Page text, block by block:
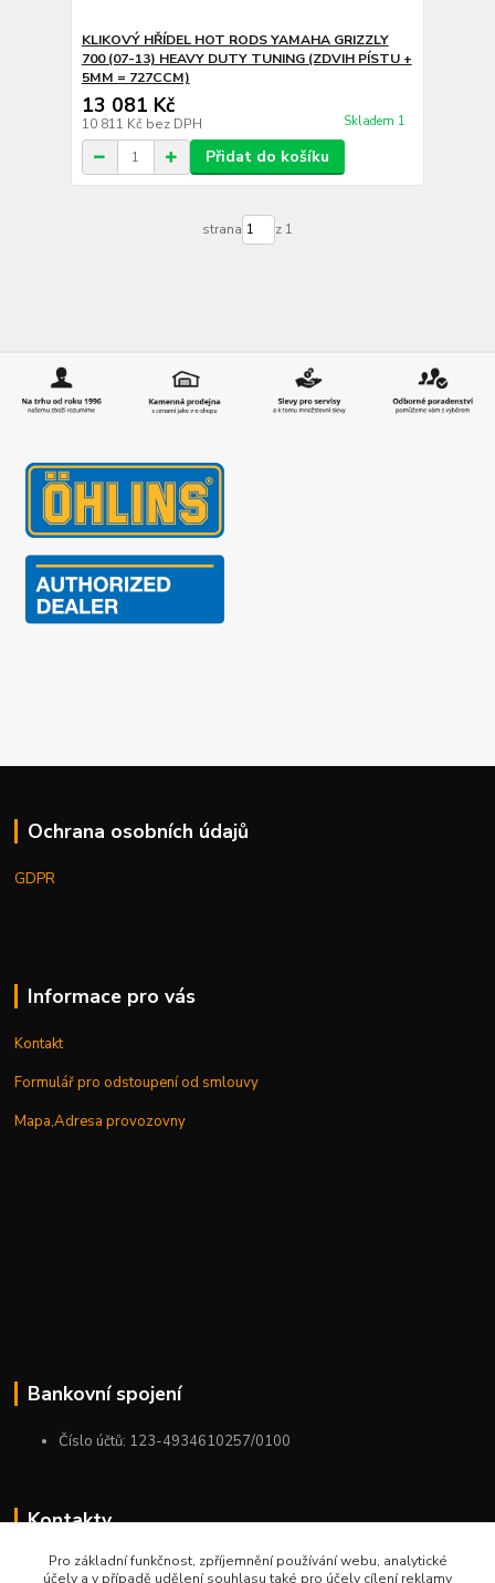
KLIKOVÝ HŘÍDEL HOT RODS YAMAHA GRIZZLY
700 (07-13) HEAVY DUTY TUNING (ZDVIH PÍSTU +
5MM = 727CCM)
13 081 Kč
10 811 Kč bez DPH Skladem 1
Přidat do košíku
strana z 1
Ochrana osobních údajů
GDPR
Informace pro vás
Kontakt
Formulář pro odstoupení od smlouvy
Mapa,Adresa provozovny
Bankovní spojení
Číslo účtů: 123-4934610257/0100
Kontakty
+420 775 954 963
Pro základní funkčnost, zpříjemnění používání webu, analytické
účely a v případě udělení souhlasu také pro účely cílení reklamy